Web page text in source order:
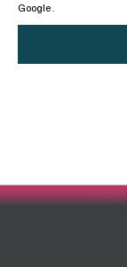
Google.